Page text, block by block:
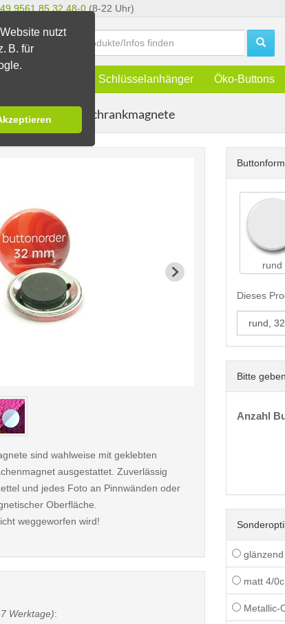
nutzt
B. für
9561 85 32 48-0 (8-22 Uhr)
Schlüsselanhänger Öko-Buttons
Kühlschrankmagnete
Buttonform
rund
Dieses
Bitte
Anzahl
glänzend
matt 4/0c
Metallic-
< /picture>
sind wahlweise mit geklebten
ausgestattet. Zuverlässig
und jedes Foto an Pinnwänden oder
Oberfläche.
weggeworfen wird!
Werktage):